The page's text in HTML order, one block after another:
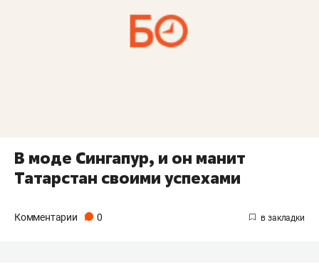
В моде Сингапур, и он манит
Татарстан своими успехами
Комментарии 0